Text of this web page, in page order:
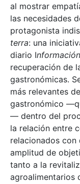
al mostrar
las necesidades
protagonista
terra: una
diario Información
recuperación de
gastronómicas.
más relevantes
gastronómico
— dentro del
la relación entre
relacionados con
amplitud de
tanto a la
agroalimentarios